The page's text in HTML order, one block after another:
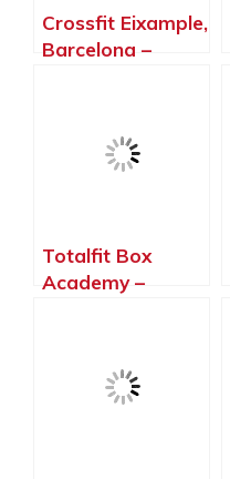
Crossfit Eixample,
Barcelona –
Totalfit Box
Academy –